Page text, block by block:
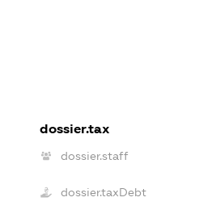
dossier.tax
dossier.staff
dossier.taxDebt